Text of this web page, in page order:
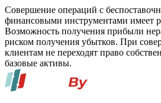
Совершение операций с
финансовыми инструментами имеет
Возможность получения прибыли
риском получения убытков. При
клиентам не переходят право
базовые активы.